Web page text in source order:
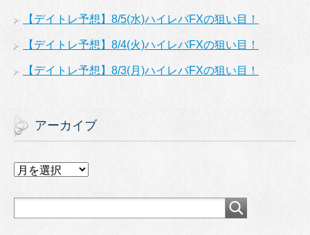
【デイトレ予想】8/5(水)ハイレバFXの狙い目！
【デイトレ予想】8/4(火)ハイレバFXの狙い目！
【デイトレ予想】8/3(月)ハイレバFXの狙い目！
アーカイブ
ア
カ